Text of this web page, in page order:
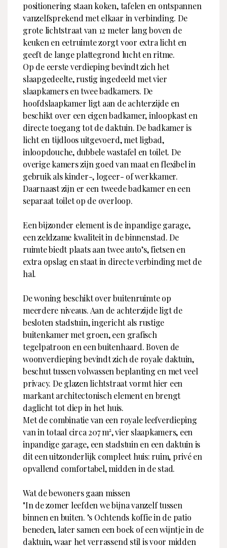
positionering staan koken, tafelen en ontspannen
vanzelfsprekend met elkaar in verbinding. De
grote lichtstraat van 12 meter lang boven de
keuken en eetruimte zorgt voor extra licht en
geeft de lange plattegrond lucht en ritme.
Op de eerste verdieping bevindt zich het
slaapgedeelte, rustig ingedeeld met vier
slaapkamers en twee badkamers. De
hoofdslaapkamer ligt aan de achterzijde en
beschikt over een eigen badkamer, inloopkast en
directe toegang tot de daktuin. De badkamer is
licht en tijdloos uitgevoerd, met ligbad,
inloopdouche, dubbele wastafel en toilet. De
overige kamers zijn goed van maat en flexibel in
gebruik als kinder-, logeer- of werkkamer.
Daarnaast zijn er een tweede badkamer en een
separaat toilet op de overloop.
Een bijzonder element is de inpandige garage,
een zeldzame kwaliteit in de binnenstad. De
ruimte biedt plaats aan twee auto’s, fietsen en
extra opslag en staat in directe verbinding met de
hal.
De woning beschikt over buitenruimte op
meerdere niveaus. Aan de achterzijde ligt de
besloten stadstuin, ingericht als rustige
buitenkamer met groen, een grafisch
tegelpatroon en een buitenhaard. Boven de
woonverdieping bevindt zich de royale daktuin,
beschut tussen volwassen beplanting en met veel
privacy. De glazen lichtstraat vormt hier een
markant architectonisch element en brengt
daglicht tot diep in het huis.
Met de combinatie van een royale leefverdieping
van in totaal circa 207 m², vier slaapkamers, een
inpandige garage, een stadstuin en een daktuin is
dit een uitzonderlijk compleet huis: ruim, privé en
opvallend comfortabel, midden in de stad.
Wat de bewoners gaan missen
"In de zomer leefden we bijna vanzelf tussen
binnen en buiten. ’s Ochtends koffie in de patio
beneden, later samen een boek of een wijntje in de
daktuin, waar het verrassend stil is voor midden